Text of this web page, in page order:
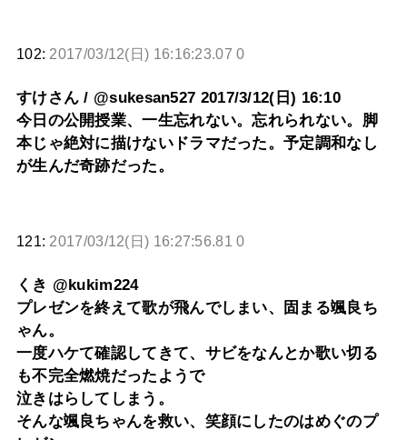
102: 2017/03/12(日) 16:16:23.07 0
すけさん / @sukesan527 2017/3/12(日) 16:10
今日の公開授業、一生忘れない。忘れられない。脚
本じゃ絶対に描けないドラマだった。予定調和なし
が生んだ奇跡だった。
121: 2017/03/12(日) 16:27:56.81 0
くき @kukim224
プレゼンを終えて歌が飛んでしまい、固まる颯良ち
ゃん。
一度ハケて確認してきて、サビをなんとか歌い切る
も不完全燃焼だったようで
泣きはらしてしまう。
そんな颯良ちゃんを救い、笑顔にしたのはめぐのプ